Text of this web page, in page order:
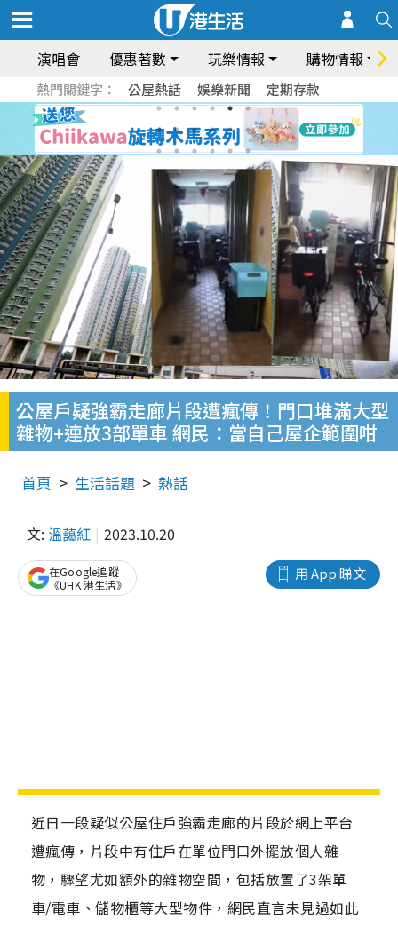
演唱會 優惠著數 玩樂情報 購物情報
熱門關鍵字： 公屋熱話 娛樂新聞 定期存款
公屋戶疑強霸走廊片段遭瘋傳！門口堆滿大型
雜物+連放3部單車 網民：當自己屋企範圍咁
首頁 生活話題 熱話
文: 溫藹紅 2023.10.20
用 App 睇文
在Google追蹤
《UHK 港生活》
近日一段疑似公屋住戶強霸走廊的片段於網上平台
遭瘋傳，片段中有住戶在單位門口外擺放個人雜
物，驟望尤如額外的雜物空間，包括放置了3架單
車/電車、儲物櫃等大型物件，網民直言未見過如此